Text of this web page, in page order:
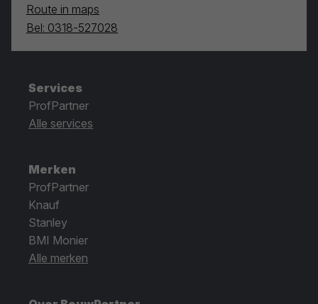
Route in maps
Bel: 0318-527028
Services
ProfPartner
Alle services
Merken
ProfPartner
Knauf
Stanley
BMI Monier
Alle merken